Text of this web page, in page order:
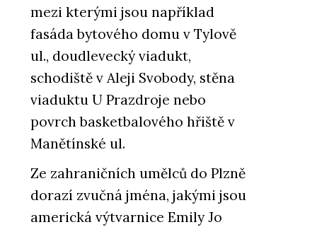
mezi kterými jsou například
fasáda bytového domu v Tylově
ul., doudlevecký viadukt,
schodiště v Aleji Svobody, stěna
viaduktu U Prazdroje nebo
povrch basketbalového hřiště v
Manětínské ul.
Ze zahraničních umělců do Plzně
dorazí zvučná jména, jakými jsou
americká výtvarnice Emily Jo